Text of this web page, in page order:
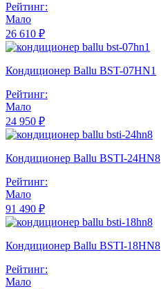
Рейтинг:
Мало
26 610 ₽
Кондиционер Ballu BST-07HN1
Рейтинг:
Мало
24 950 ₽
Кондиционер Ballu BSTI-24HN8
Рейтинг:
Мало
91 490 ₽
Кондиционер Ballu BSTI-18HN8
Рейтинг:
Мало